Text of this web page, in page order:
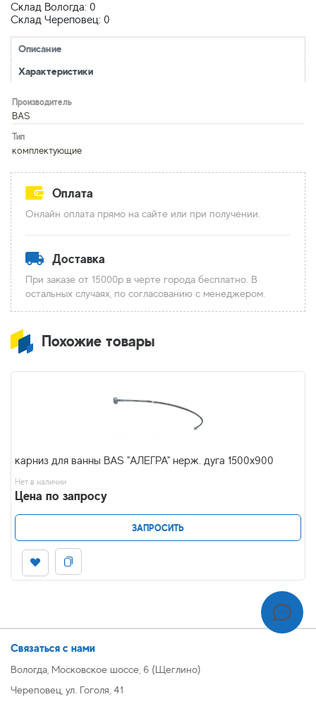
Склад Вологда: 0
Склад Череповец: 0
Описание
Характеристики
Производитель
BAS
Тип
комплектующие
Оплата
Онлайн оплата прямо на сайте или при получении.
Доставка
При заказе от 15000р в черте города бесплатно. В
остальных случаях, по согласованию с менеджером.
Похожие товары
карниз для ванны BAS "АЛЕГРА" нерж. дуга 1500х900
Нет в наличии
Цена по запросу
ЗАПРОСИТЬ
Связаться с нами
Вологда, Московское шоссе, 6 (Щеглино)
Череповец, ул. Гоголя, 41